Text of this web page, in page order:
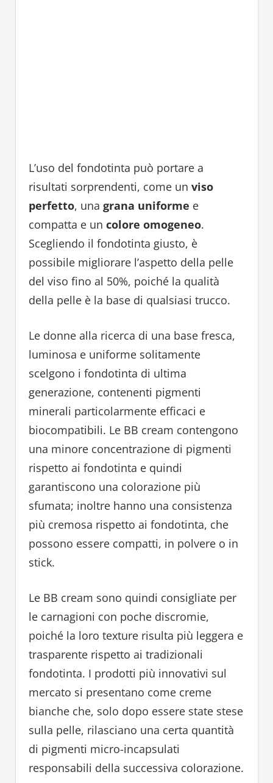
L’uso del fondotinta può portare a
risultati sorprendenti, come un viso
perfetto, una grana uniforme e
compatta e un colore omogeneo.
Scegliendo il fondotinta giusto, è
possibile migliorare l’aspetto della pelle
del viso fino al 50%, poiché la qualità
della pelle è la base di qualsiasi trucco.
Le donne alla ricerca di una base fresca,
luminosa e uniforme solitamente
scelgono i fondotinta di ultima
generazione, contenenti pigmenti
minerali particolarmente efficaci e
biocompatibili. Le BB cream contengono
una minore concentrazione di pigmenti
rispetto ai fondotinta e quindi
garantiscono una colorazione più
sfumata; inoltre hanno una consistenza
più cremosa rispetto ai fondotinta, che
possono essere compatti, in polvere o in
stick.
Le BB cream sono quindi consigliate per
le carnagioni con poche discromie,
poiché la loro texture risulta più leggera e
trasparente rispetto ai tradizionali
fondotinta. I prodotti più innovativi sul
mercato si presentano come creme
bianche che, solo dopo essere state stese
sulla pelle, rilasciano una certa quantità
di pigmenti micro-incapsulati
responsabili della successiva colorazione.